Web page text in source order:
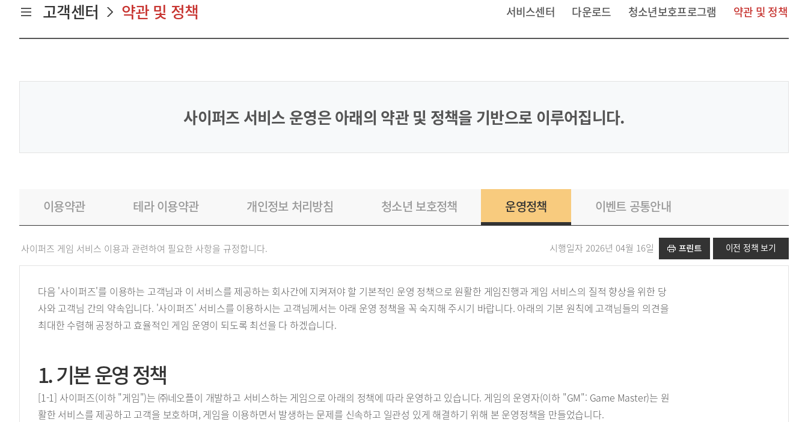
고객센터 약관 및 정책 서비스센터 다운로드 청소년보호프로그램 약관 및 정책
사이퍼즈 서비스 운영은 아래의 약관 및 정책을 기반으로 이루어집니다.
이용약관 테라 이용약관 개인정보 처리방침 청소년 보호정책 운영정책 이벤트 공통안내
사이퍼즈 게임 서비스 이용과 관련하여 필요한 사항을 규정합니다. 시행일자 2026년 04월 16일 이전 정책 보기
다음 '사이퍼즈'를 이용하는 고객님과 이 서비스를 제공하는 회사간에 지켜져야 할 기본적인 운영 정책으로 원활한 게임진행과 게임 서비스의 질적 향상을 위한 당
사와 고객님 간의 약속입니다. '사이퍼즈' 서비스를 이용하시는 고객님께서는 아래 운영 정책을 꼭 숙지해 주시기 바랍니다. 아래의 기본 원칙에 고객님들의 의견을
최대한 수렴해 공정하고 효율적인 게임 운영이 되도록 최선을 다 하겠습니다.
1. 기본 운영 정책
[1-1] 사이퍼즈(이하 "게임")는 ㈜네오플이 개발하고 서비스하는 게임으로 아래의 정책에 따라 운영하고 있습니다. 게임의 운영자(이하 "GM": Game Master)는 원
활한 서비스를 제공하고 고객을 보호하며, 게임을 이용하면서 발생하는 문제를 신속하고 일관성 있게 해결하기 위해 본 운영정책을 만들었습니다.